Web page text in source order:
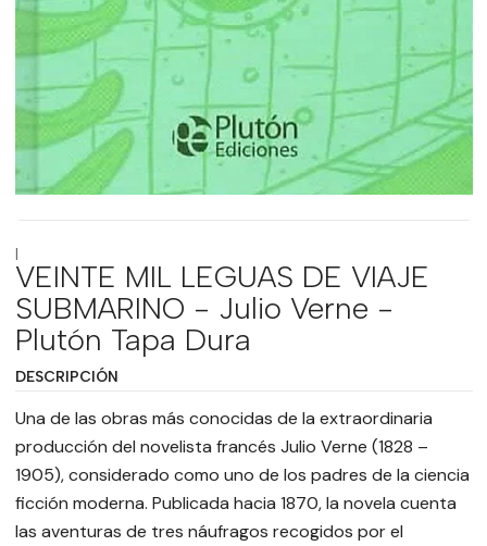
|
VEINTE MIL LEGUAS DE VIAJE
SUBMARINO - Julio Verne -
Plutón Tapa Dura
DESCRIPCIÓN
Una de las obras más conocidas de la extraordinaria
producción del novelista francés Julio Verne (1828 –
1905), considerado como uno de los padres de la ciencia
ficción moderna. Publicada hacia 1870, la novela cuenta
las aventuras de tres náufragos recogidos por el